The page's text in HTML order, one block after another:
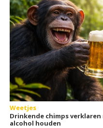
Weetjes
Drinkende chimps
alcohol houden